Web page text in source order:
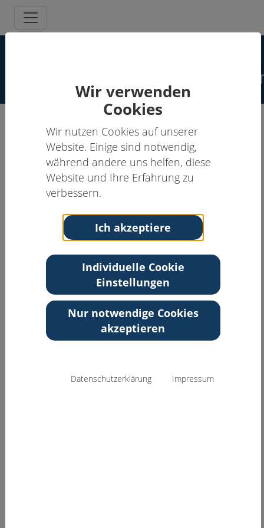
Wir verwenden
Cookies
Wir nutzen Cookies auf unserer
Website. Einige sind notwendig,
während andere uns helfen, diese
Website und Ihre Erfahrung zu
verbessern.
Ich akzeptiere
Individuelle Cookie
Einstellungen
Nur notwendige Cookies
akzeptieren
Datenschutzerklärung Impressum
Ursula Hotopp-Stadler, Dipl.-
Psych.
Supervisor:in, Schmerzpsychotherapeut:in
Ainmillerstr. 46
80801 München
Tel: 089-332570
Email:Hotopp-
Stadler@web.de
Zurück zur Übersicht